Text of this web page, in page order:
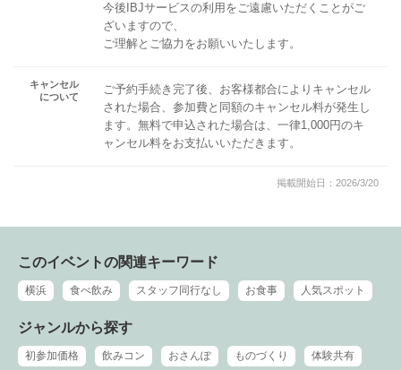
今後IBJサービスの利用をご遠慮いただくことがご
ざいますので、
ご理解とご協力をお願いいたします。
キャンセル
について
ご予約手続き完了後、お客様都合によりキャンセル
された場合、参加費と同額のキャンセル料が発生し
ます。無料で申込された場合は、一律1,000円のキ
ャンセル料をお支払いいただきます。
掲載開始日：2026/3/20
このイベントの関連キーワード
横浜 食べ飲み スタッフ同行なし お食事 人気スポット
ジャンルから探す
初参加価格 飲みコン おさんぽ ものづくり 体験共有